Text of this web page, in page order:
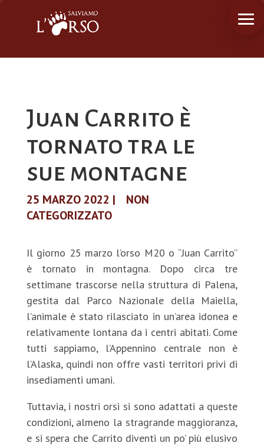
Juan Carrito è
tornato tra le
sue montagne
25 MARZO 2022 |
NON
CATEGORIZZATO
Il giorno 25 marzo l’orso M20 o “Juan Carrito”
è tornato in montagna. Dopo circa tre
settimane trascorse nella struttura di Palena,
gestita dal Parco Nazionale della Maiella,
l’animale è stato rilasciato in un’area idonea e
relativamente lontana da i centri abitati. Come
tutti sappiamo, l’Appennino centrale non è
l’Alaska, quindi non offre vasti territori privi di
insediamenti umani.
Tuttavia, i nostri orsi si sono adattati a queste
condizioni, almeno la stragrande maggioranza,
e si spera che Carrito diventi un po’ più elusivo